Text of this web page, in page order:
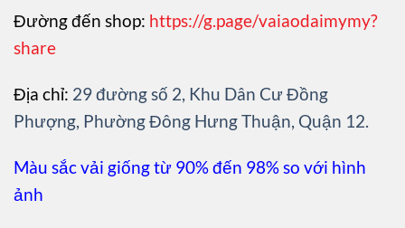
Đường đến shop: https://g.page/vaiaodaimymy?
share
Địa chỉ: 29 đường số 2, Khu Dân Cư Đồng
Phượng, Phường Đông Hưng Thuận, Quận 12.
Màu sắc vải giống từ 90% đến 98% so với hình
ảnh